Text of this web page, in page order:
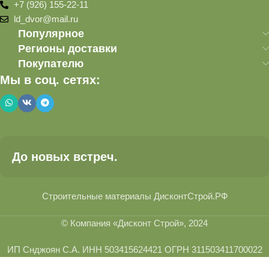
+7 (926) 155-22-11
ld_dvor@mail.ru
Популярное
Регионы доставки
Покупателю
Мы в соц. сетях:
До новых встреч.
Строительные материалы ДисконтСтрой.РФ
© Компания «Дисконт Строй», 2024
ИП Снджоян С.А. ИНН 503415624421 ОГРН 311503411700022